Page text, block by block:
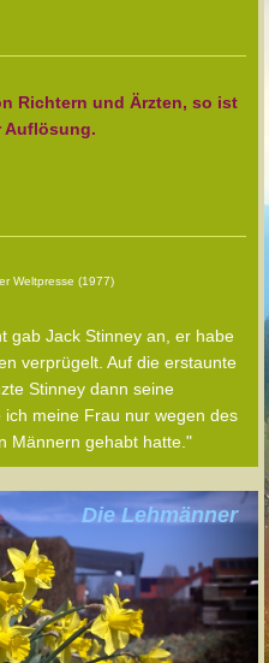
Richtern und Ärzten, so ist
Auflösung.
Weltpresse (1977)
gab Jack Stinney an, er habe
verprügelt. Auf die erstaunte
Stinney dann seine
meine Frau nur wegen des
Männern gehabt hatte."
Die Lehmänner